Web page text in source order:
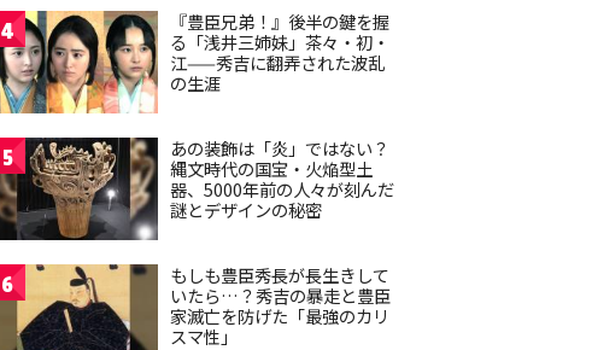
4
『豊臣兄弟！』後半の鍵を握
る「浅井三姉妹」茶々・初・
江——秀吉に翻弄された波乱
の生涯
5
あの装飾は「炎」ではない？
縄文時代の国宝・火焔型土
器、5000年前の人々が刻んだ
謎とデザインの秘密
6
もしも豊臣秀長が長生きして
いたら…？秀吉の暴走と豊臣
家滅亡を防げた「最強のカリ
スマ性」